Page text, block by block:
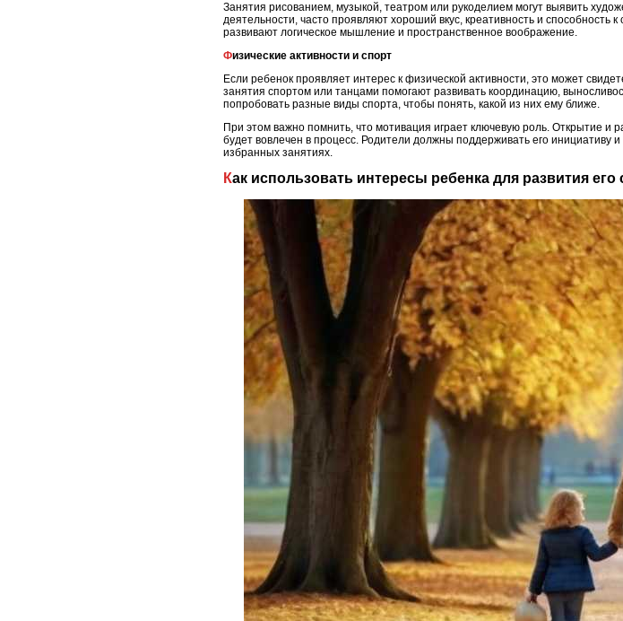
Занятия рисованием, музыкой, театром или рукоделием могут выявить
деятельности, часто проявляют хороший вкус, креативность и
развивают логическое мышление и пространственное воображение.
Физические активности и спорт
Если ребенок проявляет интерес к физической активности, это может
занятия спортом или танцами помогают развивать координацию,
попробовать разные виды спорта, чтобы понять, какой из них ему ближе.
При этом важно помнить, что мотивация играет ключевую роль. Открытие и
будет вовлечен в процесс. Родители должны поддерживать его инициативу
избранных занятиях.
Как использовать интересы ребенка для развития